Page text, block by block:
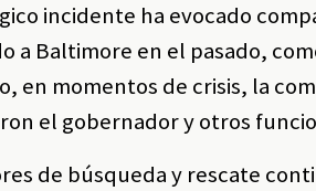
incidente ha evocado
a Baltimore en el pasado,
en momentos de crisis, la
el gobernador y otros
de búsqueda y rescate